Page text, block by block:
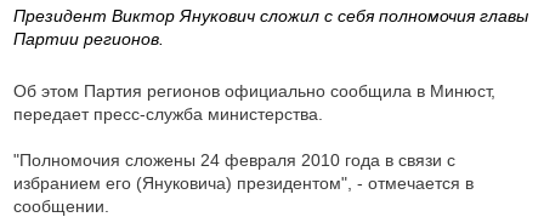
Президент Виктор Янукович сложил с себя полномочия главы
Партии регионов.
Об этом Партия регионов официально сообщила в Минюст,
передает пресс-служба министерства.
"Полномочия сложены 24 февраля 2010 года в связи с
избранием его (Януковича) президентом", - отмечается в
сообщении.